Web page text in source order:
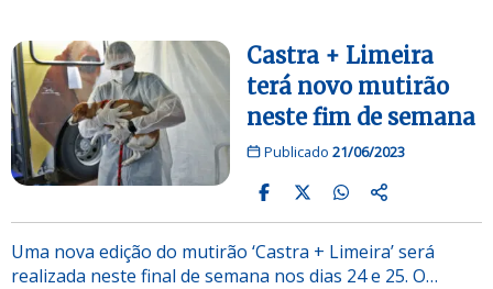
Castra + Limeira
terá novo mutirão
neste fim de semana
Publicado 21/06/2023
Uma nova edição do mutirão ‘Castra + Limeira’ será
realizada neste final de semana nos dias 24 e 25. O…